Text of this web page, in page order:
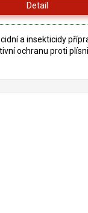
Detail
a insekticidy
ochranu proti